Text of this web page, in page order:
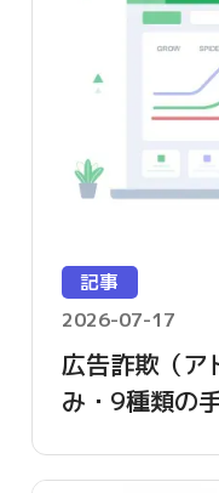
記事
2026-07-17
広告詐欺（ア
み・9種類の